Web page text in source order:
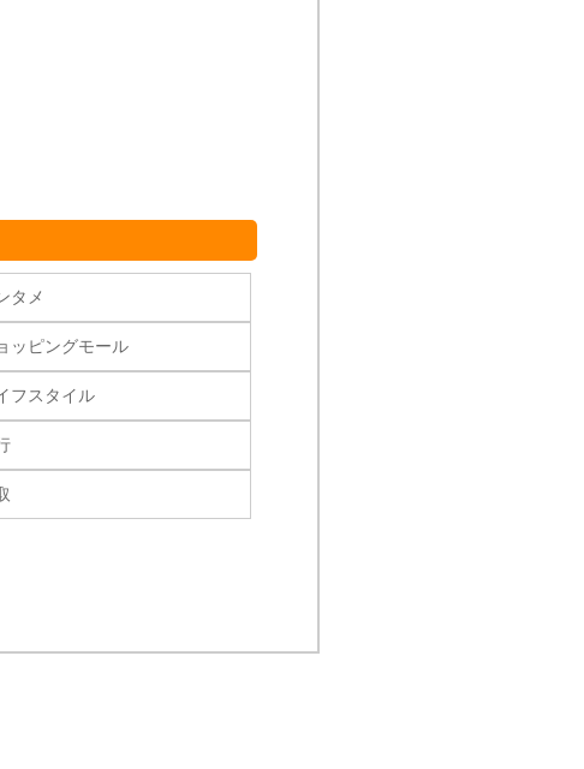
タメ
ッピングモール
フスタイル